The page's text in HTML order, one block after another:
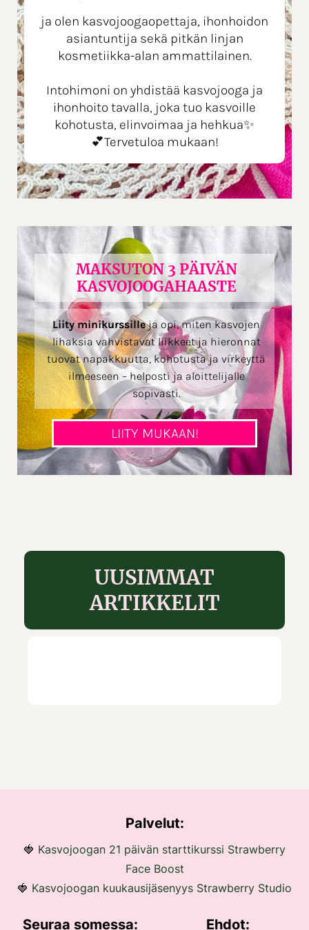
ja olen kasvojoogaopettaja, ihonhoidon
asiantuntija sekä pitkän linjan
kosmetiikka-alan ammattilainen.
Intohimoni on yhdistää kasvojooga ja
ihonhoito tavalla, joka tuo kasvoille
kohotusta, elinvoimaa ja hehkua✨
💕Tervetuloa mukaan!
MAKSUTON 3 PÄIVÄN
KASVOJOOGAHAASTE
Liity minikurssilleja opi, miten kasvojen
lihaksia vahvistavat liikkeet ja hieronnat
tuovat napakkuutta, kohotusta ja virkeyttä
ilmeeseen – helposti ja aloittelijalle
sopivasti.
LIITY MUKAAN!
UUSIMMAT
ARTIKKELIT
Palvelut:
🍓 Kasvojoogan 21 päivän starttikurssi Strawberry
Face Boost
🍓 Kasvojoogan kuukausijäsenyys Strawberry Studio
Seuraa somessa: Ehdot: